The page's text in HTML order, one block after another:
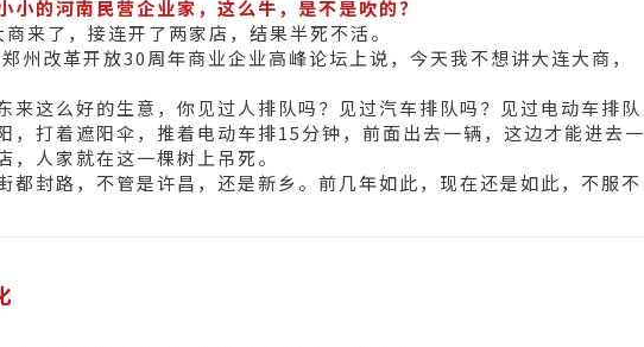
小的河南民营企业家，这么牛，是不是吹的？
来了，接连开了两家店，结果半死不活。
州改革开放30周年商业企业高峰论坛上说，今天我不想讲大连大商，
来这么好的生意，你见过人排队吗？见过汽车排队吗？见过电动车排队
，打着遮阳伞，推着电动车排15分钟，前面出去一辆，这边才能进去一
人家就在这一棵树上吊死。
都封路，不管是许昌，还是新乡。前几年如此，现在还是如此，不服不